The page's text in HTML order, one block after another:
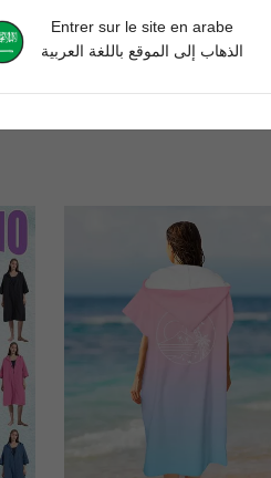
Entrer sur le site en arabe
الذهاب إلى الموقع باللغة العربية